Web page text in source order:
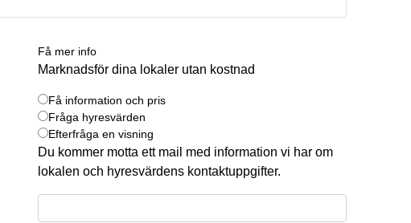
Få mer info
Marknadsför dina lokaler utan kostnad
Få information och pris
Fråga hyresvärden
Efterfråga en visning
Du kommer motta ett mail med information vi har om
lokalen och hyresvärdens kontaktuppgifter.